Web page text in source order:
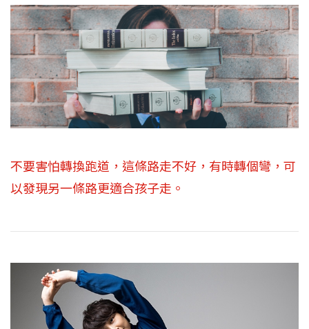
不要害怕轉換跑道，這條路走不好，有時轉個彎，可
以發現另一條路更適合孩子走。